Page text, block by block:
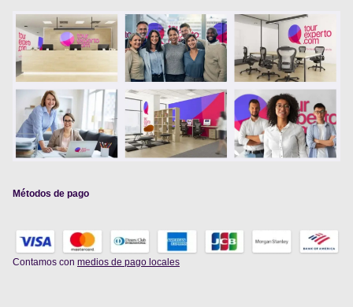
Métodos de pago
Contamos con medios de pago locales